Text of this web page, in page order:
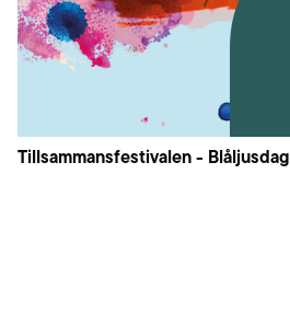
Tillsammansfestivalen - Blåljusdag